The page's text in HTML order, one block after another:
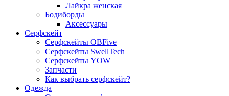
Лайкра женская
Бодиборды
Аксессуары
Серфскейт
Серфскейты OBFive
Серфскейты SwellTech
Серфскейты YOW
Запчасти
Как выбрать серфскейт?
Одежда